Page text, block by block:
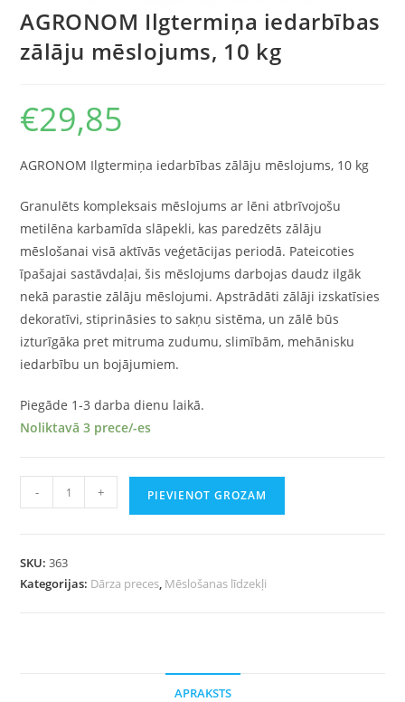
AGRONOM Ilgtermiņa iedarbības
zālāju mēslojums, 10 kg
€29,85
AGRONOM Ilgtermiņa iedarbības zālāju mēslojums, 10 kg
Granulēts kompleksais mēslojums ar lēni atbrīvojošu
metilēna karbamīda slāpekli, kas paredzēts zālāju
mēslošanai visā aktīvās veģetācijas periodā. Pateicoties
īpašajai sastāvdaļai, šis mēslojums darbojas daudz ilgāk
nekā parastie zālāju mēslojumi. Apstrādāti zālāji izskatīsies
dekoratīvi, stiprināsies to sakņu sistēma, un zālē būs
izturīgāka pret mitruma zudumu, slimībām, mehānisku
iedarbību un bojājumiem.
Piegāde 1-3 darba dienu laikā.
Noliktavā 3 prece/-es
- + PIEVIENOT GROZAM
SKU:363
Kategorijas: Dārza preces, Mēslošanas līdzekļi
APRAKSTS